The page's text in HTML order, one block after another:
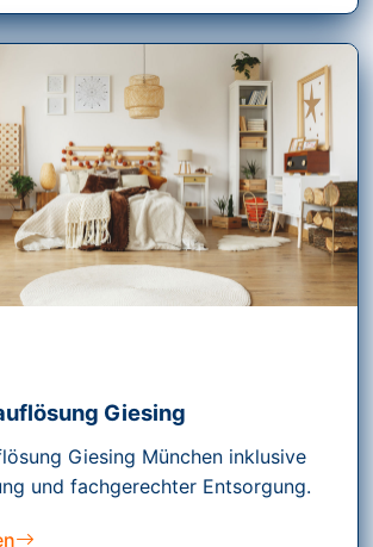
Giesing
Giesing München inklusive
und fachgerechter Entsorgung.